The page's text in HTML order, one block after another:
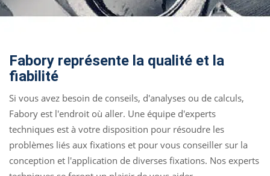
Fabory représente la qualité et la
fiabilité
Si vous avez besoin de conseils, d'analyses ou de calculs,
Fabory est l'endroit où aller. Une équipe d'experts
techniques est à votre disposition pour résoudre les
problèmes liés aux fixations et pour vous conseiller sur la
conception et l'application de diverses fixations. Nos experts